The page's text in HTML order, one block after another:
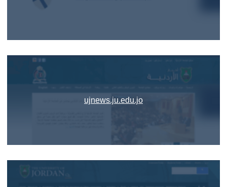
ujnews.ju.edu.jo